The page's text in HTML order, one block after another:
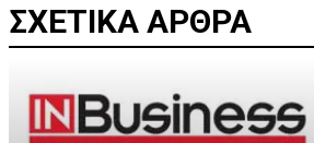
ΣΧΕΤΙΚΑ ΑΡΘΡΑ